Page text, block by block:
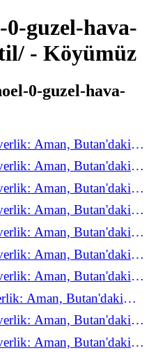
guzel-hava-
- Köyümüz
0-guzel-hava-
Aman, Butan'daki
keşfediyor
Aman, Butan'daki
keşfediyor
Aman, Butan'daki
keşfediyor
Aman, Butan'daki
keşfediyor
Aman, Butan'daki
keşfediyor
Aman, Butan'daki
keşfediyor
Aman, Butan'daki
keşfediyor
Aman, Butan'daki
keşfediyor
Aman, Butan'daki
keşfediyor
Aman, Butan'daki